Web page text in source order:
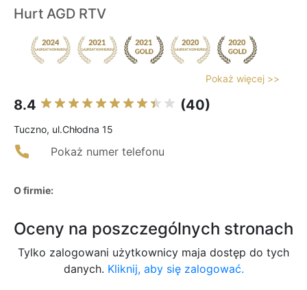
Hurt AGD RTV
Pokaż więcej >>
8.4 (40)
Tuczno, ul.Chłodna 15
Pokaż numer telefonu
O firmie:
Oceny na poszczególnych stronach
Tylko zalogowani użytkownicy maja dostęp do tych
danych. Kliknij, aby się zalogować.